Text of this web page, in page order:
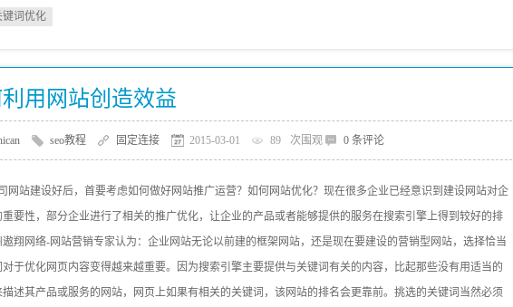
键词优化
用网站创造效益
seo教程 固定连接 2015-03-01 89 次围观 0 条评论
网站建设好后，首要考虑如何做好网站推广运营？如何网站优化？现在很多企业已经意识到建设网站对企
重要性，部分企业进行了相关的推广优化，让企业的产品或者能够提供的服务在搜索引擎上得到较好的排
翔网络-网站营销专家认为：企业网站无论以前建的框架网站，还是现在要建设的营销型网站，选择恰当
对于优化网页内容变得越来越重要。因为搜索引擎主要提供与关键词有关的内容，比起那些没有用适当的
述其产品或服务的网站，网页上如果有相关的关键词，该网站的排名会更靠前。挑选的关键词当然必须